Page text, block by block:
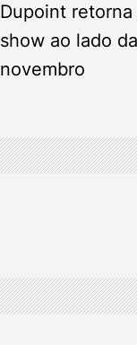
Dupoint
show ao lado
novembro